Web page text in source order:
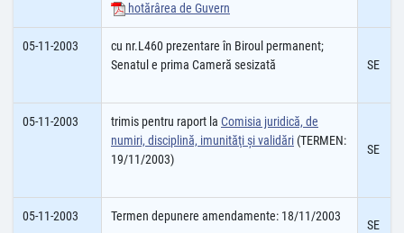
hotărârea de Guvern
05-11-2003
cu nr.L460 prezentare în Biroul permanent;
Senatul e prima Cameră sesizată
SE
05-11-2003 trimis pentru raport la Comisia juridică, de
numiri, disciplină, imunităţi şi validări (TERMEN:
19/11/2003)
SE
05-11-2003 Termen depunere amendamente: 18/11/2003
SE